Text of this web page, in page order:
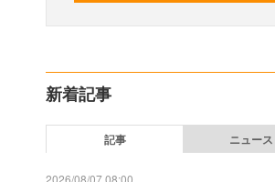
新着記事
記事 ニュース
2026/08/07 08:00